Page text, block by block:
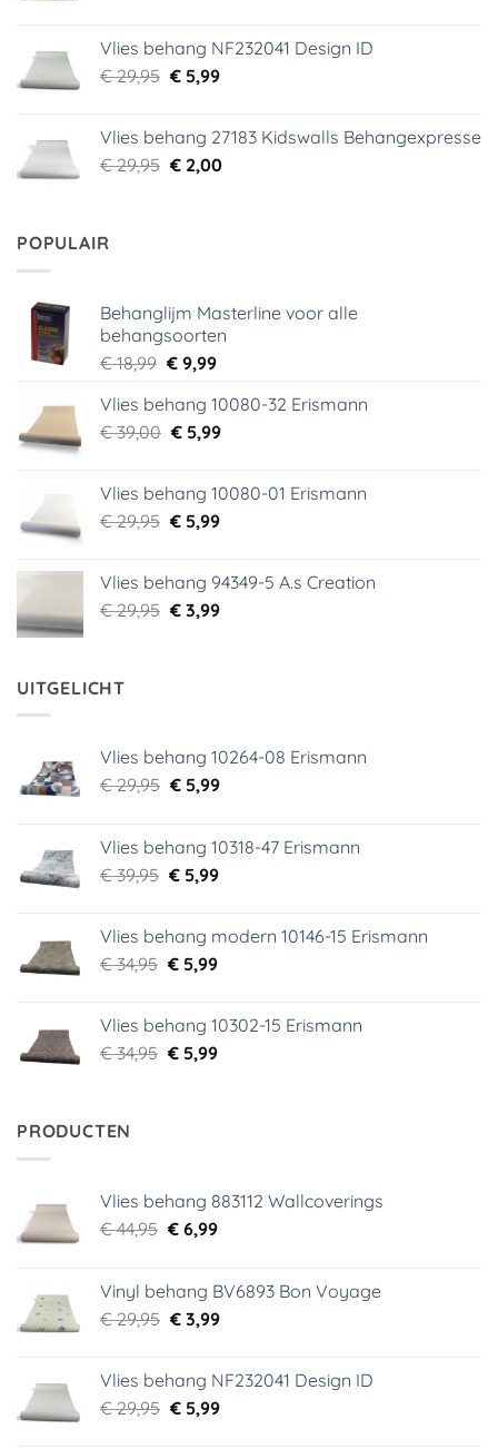
€ 29,95.€ 3,99.
Vlies behang NF232041 Design ID
€29,95 Oorspronkelijke
€ 29,95.
€5,99Huidige
€ 5,99.
Vlies behang 27183 Kidswalls Behangexpresse
€29,95 Oorspronkelijke
€2,00Huidige
POPULAIR
Behanglijm Masterline voor alle
behangsoorten
€18,99 Oorspronkelijke
was:
€ 18,99.
€9,99Huidige
is:
€ 9,99.
Vlies behang 10080-32 Erismann
€39,00 Oorspronkelijke
€ 39,00.
€5,99Huidige
€ 5,99.
Vlies behang 10080-01 Erismann
€29,95 Oorspronkelijke
€ 29,95.
€5,99Huidige
€ 5,99.
Vlies behang 94349-5 A.s Creation
€29,95 Oorspronkelijke
€3,99Huidige
UITGELICHT
Vlies behang 10264-08 Erismann
€29,95 Oorspronkelijke
€ 29,95.
€5,99Huidige
€ 5,99.
Vlies behang 10318-47 Erismann
€39,95 Oorspronkelijke
€ 39,95.
€5,99Huidige
€ 5,99.
Vlies behang modern 10146-15 Erismann
€34,95 Oorspronkelijke
€ 34,95.
€5,99Huidige
€ 5,99.
Vlies behang 10302-15 Erismann
€34,95 Oorspronkelijke
€5,99Huidige
PRODUCTEN
Vlies behang 883112 Wallcoverings
€44,95 Oorspronkelijke
€ 44,95.
€6,99Huidige
€ 6,99.
Vinyl behang BV6893 Bon Voyage
€29,95 Oorspronkelijke
€ 29,95.
€3,99Huidige
€ 3,99.
Vlies behang NF232041 Design ID
€29,95 Oorspronkelijke
€5,99Huidige